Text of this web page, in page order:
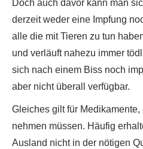
Doch auch davor kann man
derzeit weder eine Impfung
alle die mit Tieren zu tun
und verläuft nahezu immer
sich nach einem Biss noch
aber nicht überall verfügbar.
Gleiches gilt für
nehmen müssen. Häufig
Ausland nicht in der nötigen